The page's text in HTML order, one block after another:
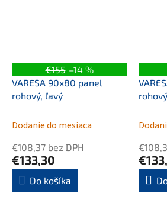
€155 –14 %
VARESA 90x80 panel
rohový, ľavý
Dodanie do mesiaca
€108,37 bez DPH
€133,30
Do košíka